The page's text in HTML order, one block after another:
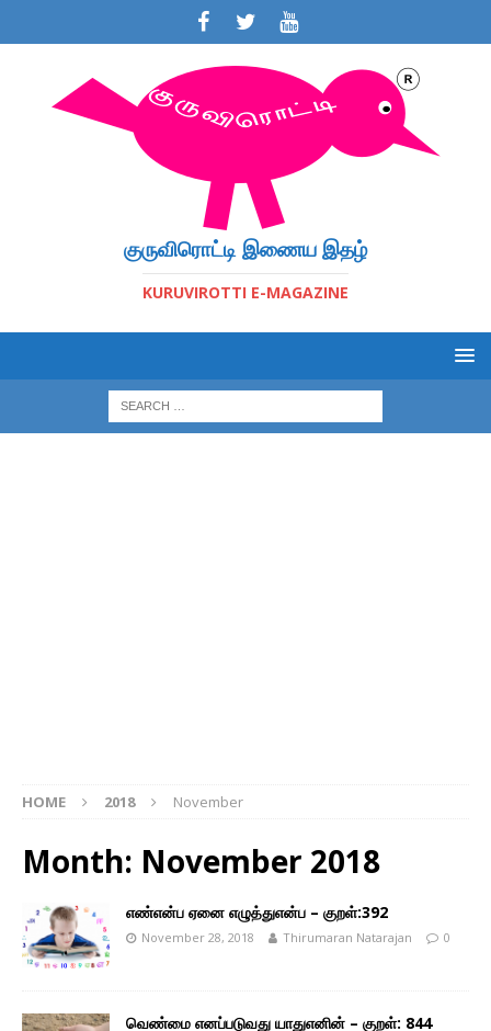
குருவிரொட்டி இணைய இதழ்
KURUVIROTTI E-MAGAZINE
HOME 2018 November
Month: November 2018
எண்என்ப ஏனை எழுத்துஎன்ப – குறள்:392
November 28, 2018 Thirumaran Natarajan 0
வெண்மை எனப்படுவது யாதுஎனின் – குறள்: 844